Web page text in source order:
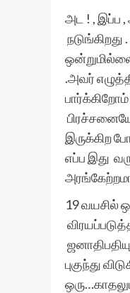
அட​ ! , இப்ப ,
.அவர்
இருக்கிற
எப்ப​ இது
19 வயசில்
புகுந்து